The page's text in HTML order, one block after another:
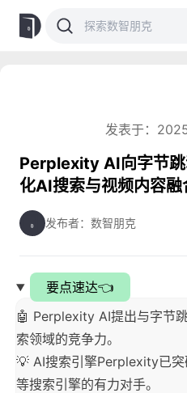
发表于：
Perplexity AI向字节
化AI搜索与视频内容融
发布者：数智朋克
要点速达👈
🤖 Perplexity AI提出与字节
索领域的竞争力。
💡 AI搜索引擎Perplexity已
等搜索引擎的有力对手。